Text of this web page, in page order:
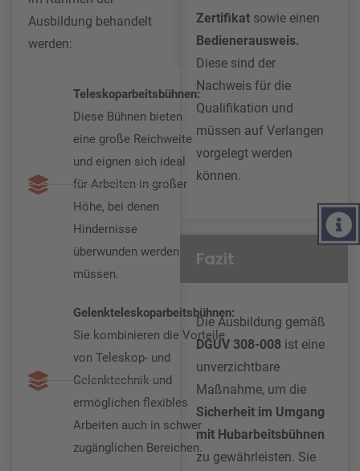
Ausbildung behandelt
werden:
Teleskoparbeitsbühnen:
Diese Bühnen bieten
eine große Reichweite
und eignen sich ideal
für Arbeiten in großer
Höhe, bei denen
Hindernisse
überwunden werden
müssen.
Gelenkteleskoparbeitsbühnen:
Sie kombinieren die Vorteile
von Teleskop- und
Gelenktechnik und
ermöglichen flexibles
Arbeiten auch in schwer
zugänglichen Bereichen.
Zertifikat sowie einen
Bedienerausweis.
Diese sind der
Nachweis für die
Qualifikation und
müssen auf Verlangen
vorgelegt werden
können.
Fazit
Die Ausbildung gemäß
DGUV 308-008 ist eine
unverzichtbare
Maßnahme, um die
Sicherheit im Umgang
mit Hubarbeitsbühnen
zu gewährleisten. Sie